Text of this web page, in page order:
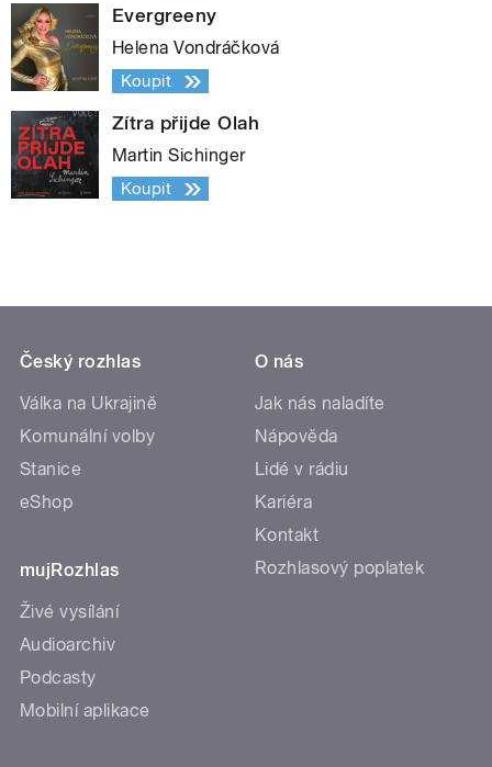
Evergreeny
Helena Vondráčková
Koupit
Zítra přijde Olah
Martin Sichinger
Koupit
Český rozhlas
Válka na Ukrajině
Komunální volby
Stanice
eShop
mujRozhlas
Živé vysílání
Audioarchiv
Podcasty
Mobilní aplikace
O nás
Jak nás naladíte
Nápověda
Lidé v rádiu
Kariéra
Kontakt
Rozhlasový poplatek